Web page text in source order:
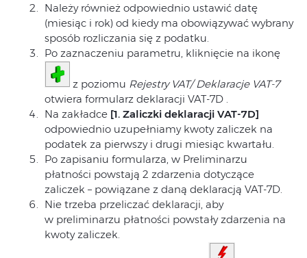
Należy również odpowiednio ustawić datę
(miesiąc i rok) od kiedy ma obowiązywać wybrany
sposób rozliczania się z podatku.
Po zaznaczeniu parametru, kliknięcie na ikonę
z poziomu Rejestry VAT/ Deklaracje VAT-7
otwiera formularz deklaracji VAT-7D .
Na zakładce [1. Zaliczki deklaracji VAT-7D]
odpowiednio uzupełniamy kwoty zaliczek na
podatek za pierwszy i drugi miesiąc kwartału.
Po zapisaniu formularza, w Preliminarzu
płatności powstają 2 zdarzenia dotyczące
zaliczek – powiązane z daną deklaracją VAT-7D.
Nie trzeba przeliczać deklaracji, aby
w preliminarzu płatności powstały zdarzenia na
kwoty zaliczek.